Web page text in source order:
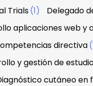
Trials(1) Delegado
aplicaciones web y
directiva
y gestión de
cutáneo en